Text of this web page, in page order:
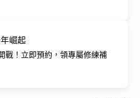
崛起
戰！立即預約，領專屬修練補